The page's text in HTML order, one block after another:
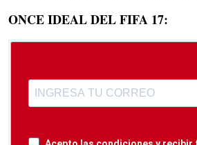
ONCE IDEAL DEL FIFA 17: